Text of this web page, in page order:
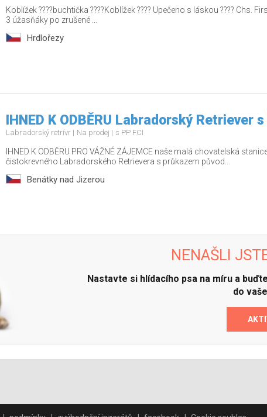
Koblížek ????buchtička ????Koblížek ???? Upečeno s láskou ???? Chs.
3 úžasňáky po zrušené ...
Hrdlořezy
IHNED K ODBĚRU Labradorský Retriever s
Labradorský retrívr Na prodej s PP FCI
IHNED K ODBĚRU PRO VÁŽNÉ ZÁJEMCE naše malá chovatelská
čistokrevného Labradorského Retrievera s průkazem původ...
Benátky nad Jizerou
NENAŠLI
Nastavte si hlídacího psa na míru a
do